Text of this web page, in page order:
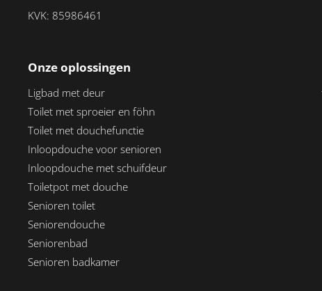
KVK: 85986461
Onze oplossingen
Ligbad met deur
Toilet met sproeier en föhn
Toilet met douchefunctie
Inloopdouche voor senioren
Inloopdouche met schuifdeur
Toiletpot met douche
Senioren toilet
Seniorendouche
Seniorenbad
Senioren badkamer